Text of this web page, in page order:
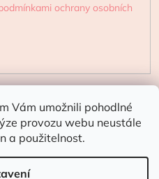
Vám umožnili pohodlné
provozu webu neustále
a použitelnost.
dny:V horkých
doručení kurýrem
ochrany osobních
s přírodní kosmetikou